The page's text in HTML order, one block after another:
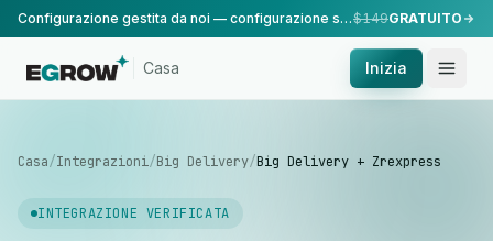
Configurazione gestita da noi — configurazione standard, eseguita dal nostro team.$149GRATUITO
Casa Inizia
Casa/Integrazioni/Big Delivery/Big Delivery + Zrexpress
INTEGRAZIONE VERIFICATA